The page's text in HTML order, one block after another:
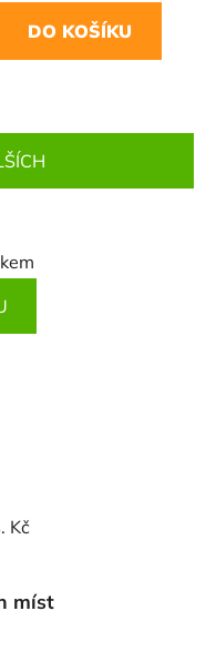
DO KOŠÍKU
Kč
míst